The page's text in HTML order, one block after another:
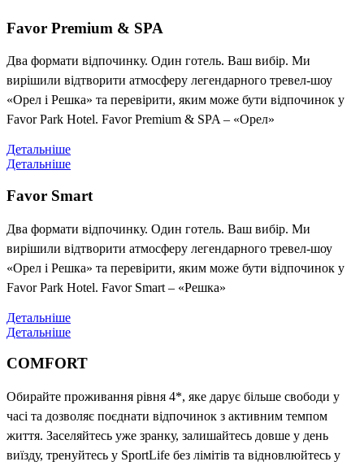
Favor Premium & SPA
Два формати відпочинку. Один готель. Ваш вибір. Ми
вирішили відтворити атмосферу легендарного тревел-шоу
«Орел і Решка» та перевірити, яким може бути відпочинок у
Favor Park Hotel. Favor Premium & SPA – «Орел»
Детальніше
Детальніше
Favor Smart
Два формати відпочинку. Один готель. Ваш вибір. Ми
вирішили відтворити атмосферу легендарного тревел-шоу
«Орел і Решка» та перевірити, яким може бути відпочинок у
Favor Park Hotel. Favor Smart – «Решка»
Детальніше
Детальніше
COMFORT
Обирайте проживання рівня 4*, яке дарує більше свободи у
часі та дозволяє поєднати відпочинок з активним темпом
життя. Заселяйтесь уже зранку, залишайтесь довше у день
виїзду, тренуйтесь у SportLife без лімітів та відновлюйтесь у